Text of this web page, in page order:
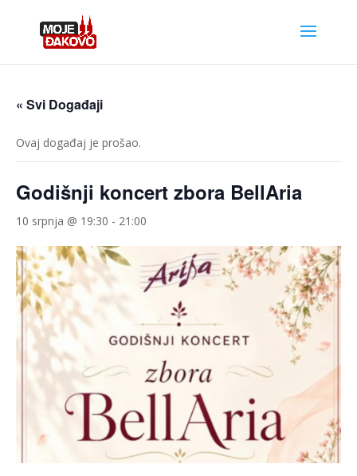
« Svi Događaji
Ovaj događaj je prošao.
Godišnji koncert zbora BellAria
10 srpnja @ 19:30 - 21:00